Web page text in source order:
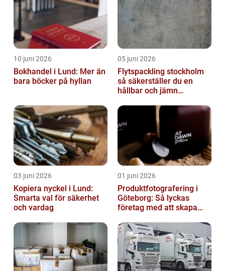
10 juni 2026
Bokhandel i Lund: Mer än
bara böcker på hyllan
05 juni 2026
Flytspackling stockholm
så säkerställer du en
hållbar och jämn
03 juni 2026
Kopiera nyckel i Lund:
Smarta val för säkerhet
och vardag
01 juni 2026
Produktfotografering i
Göteborg: Så lyckas
företag med att skapa